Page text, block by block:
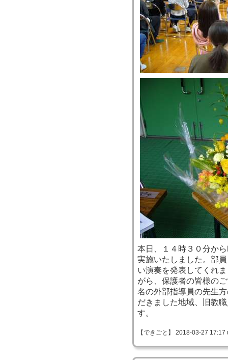
本日、１４時３０分か
実施いたしました。部
い演奏を発表してくれ
がら、保護者の皆様の
名の外部指導員の先生
だきました地域、旧教
す。
【できごと】 2018-03-27